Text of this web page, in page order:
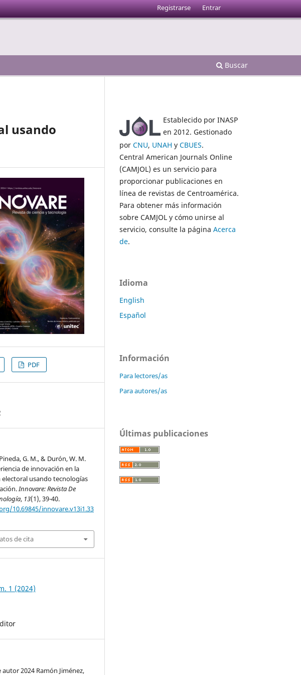
Buscar
Registrarse Entrar
usando
PDF
G. M., & Durón, W. M.
de innovación en la
usando tecnologías
Innovare: Revista De
, 13(1), 39-40.
10.69845/innovare.v13i1.33
de cita
1 (2024)
autor 2024 Ramón Jiménez,
Establecido por INASP
en 2012. Gestionado
por CNU, UNAH y CBUES.
Central American Journals Online
(CAMJOL) es un servicio para
proporcionar publicaciones en
línea de revistas de Centroamérica.
Para obtener más información
sobre CAMJOL y cómo unirse al
servicio, consulte la página Acerca
de.
Idioma
English
Español
Información
Para lectores/as
Para autores/as
Últimas publicaciones